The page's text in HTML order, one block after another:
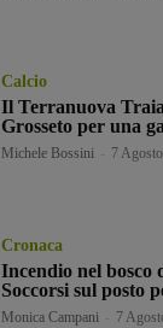
Calcio
Il Terranuova
Grosseto per una
Michele Bossini 7
Cronaca
Incendio nel bosco
Soccorsi sul posto
Monica Campani 7